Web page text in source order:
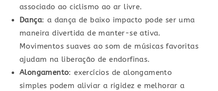
associado ao ciclismo ao ar livre.
Dança: a dança de baixo impacto pode ser uma
maneira divertida de manter-se ativa.
Movimentos suaves ao som de músicas favoritas
ajudam na liberação de endorfinas.
Alongamento: exercícios de alongamento
simples podem aliviar a rigidez e melhorar a